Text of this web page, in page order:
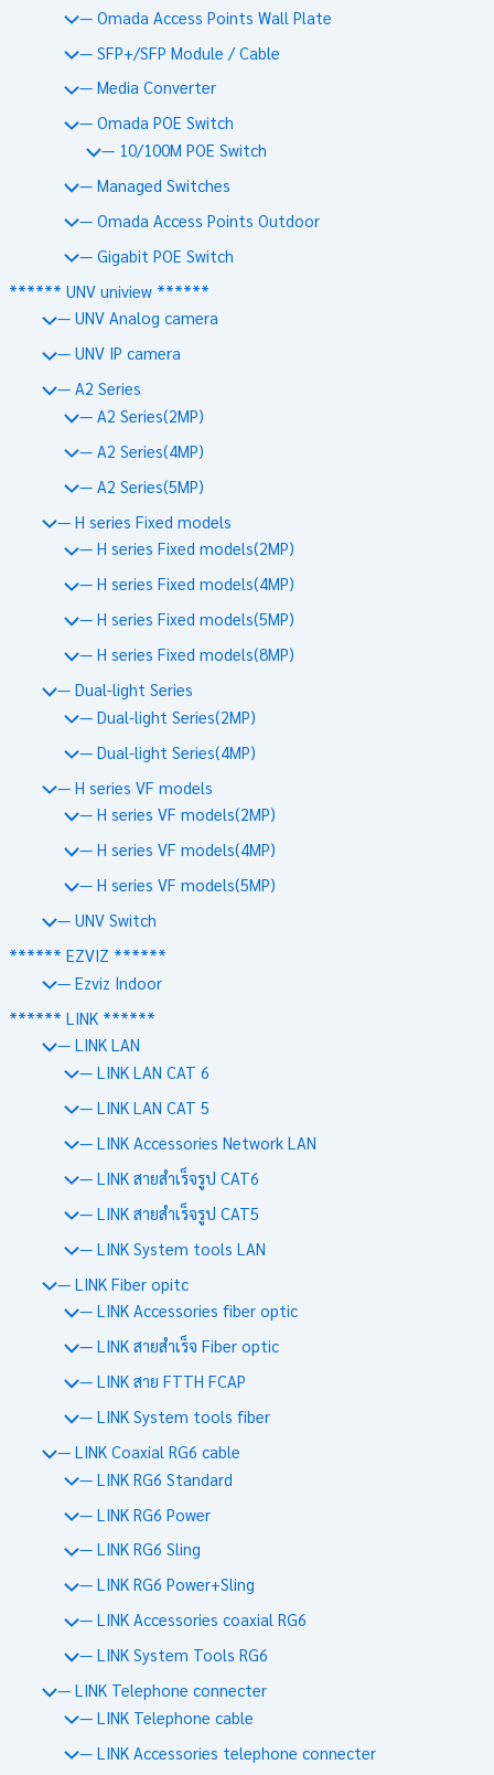
— Omada Access Points Wall Plate
— SFP+/SFP Module / Cable
— Media Converter
— Omada POE Switch
— 10/100M POE Switch
— Managed Switches
— Omada Access Points Outdoor
— Gigabit POE Switch
****** UNV uniview ******
— UNV Analog camera
— UNV IP camera
— A2 Series
— A2 Series(2MP)
— A2 Series(4MP)
— A2 Series(5MP)
— H series Fixed models
— H series Fixed models(2MP)
— H series Fixed models(4MP)
— H series Fixed models(5MP)
— H series Fixed models(8MP)
— Dual-light Series
— Dual-light Series(2MP)
— Dual-light Series(4MP)
— H series VF models
— H series VF models(2MP)
— H series VF models(4MP)
— H series VF models(5MP)
— UNV Switch
****** EZVIZ ******
— Ezviz Indoor
****** LINK ******
— LINK LAN
— LINK LAN CAT 6
— LINK LAN CAT 5
— LINK Accessories Network LAN
— LINK สายสำเร็จรูป CAT6
— LINK สายสำเร็จรูป CAT5
— LINK System tools LAN
— LINK Fiber opitc
— LINK Accessories fiber optic
— LINK สายสำเร็จ Fiber optic
— LINK สาย FTTH FCAP
— LINK System tools fiber
— LINK Coaxial RG6 cable
— LINK RG6 Standard
— LINK RG6 Power
— LINK RG6 Sling
— LINK RG6 Power+Sling
— LINK Accessories coaxial RG6
— LINK System Tools RG6
— LINK Telephone connecter
— LINK Telephone cable
— LINK Accessories telephone connecter